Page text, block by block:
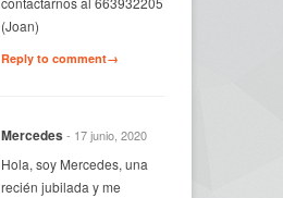
(Joan)
Reply to comment→
Mercedes - 17 junio, 2020
Hola, soy Mercedes, una
recién jubilada y me